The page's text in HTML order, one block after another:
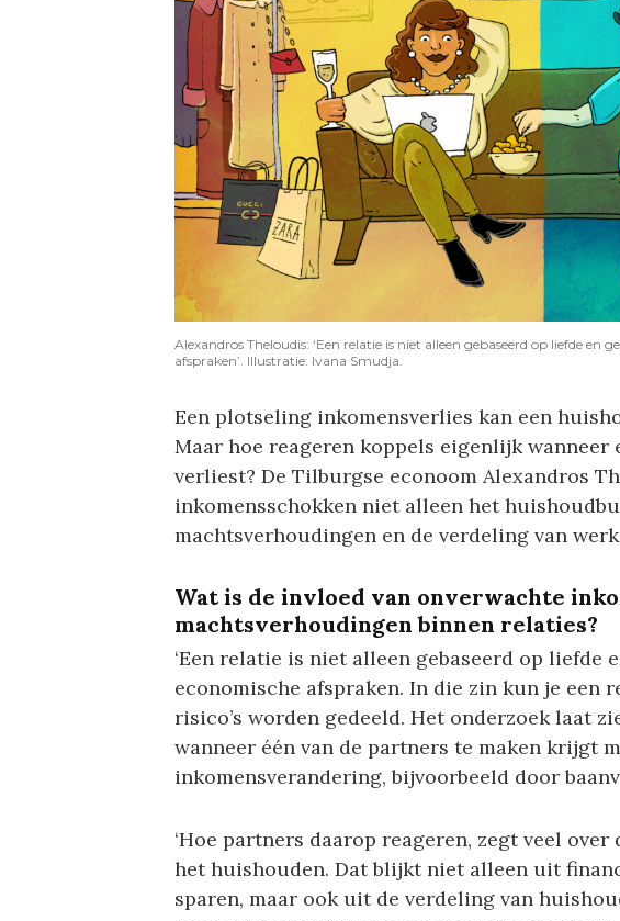
Alexandros Theloudis: ‘Een relatie is niet alleen gebaseerd op liefde en
afspraken’. Illustratie: Ivana Smudja.
Een plotseling inkomensverlies kan een
Maar hoe reageren koppels eigenlijk wanneer
verliest? De Tilburgse econoom Alexandros
inkomensschokken niet alleen het
machtsverhoudingen en de verdeling van
Wat is de invloed van onverwachte
machtsverhoudingen binnen relaties?
‘Een relatie is niet alleen gebaseerd op liefde
economische afspraken. In die zin kun je een
risico’s worden gedeeld. Het onderzoek laat
wanneer één van de partners te maken krijgt
inkomensverandering, bijvoorbeeld door
‘Hoe partners daarop reageren, zegt veel
het huishouden. Dat blijkt niet alleen uit
sparen, maar ook uit de verdeling van